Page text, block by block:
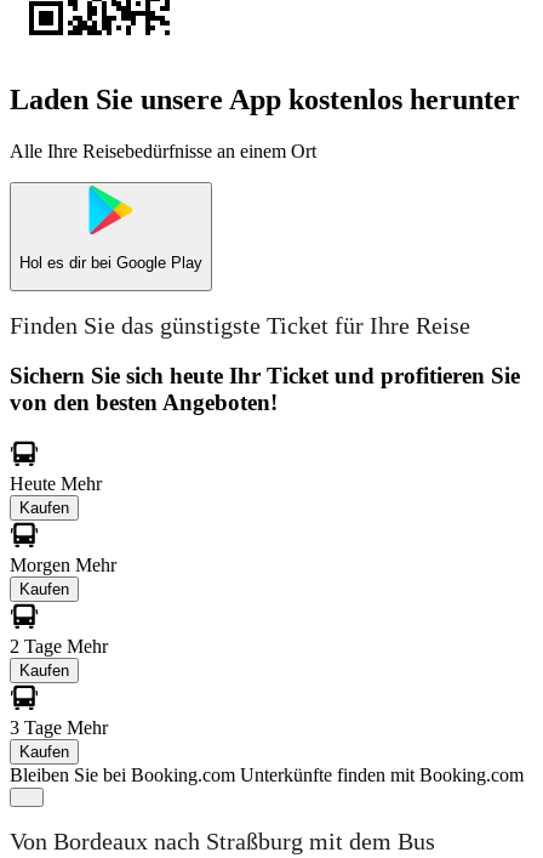
Laden Sie unsere App kostenlos herunter
Alle Ihre Reisebedürfnisse an einem Ort
Hol es dir bei Google Play
Finden Sie das günstigste Ticket für Ihre Reise
Sichern Sie sich heute Ihr Ticket und profitieren Sie
von den besten Angeboten!
Heute Mehr
Kaufen
Morgen Mehr
Kaufen
2 Tage Mehr
Kaufen
3 Tage Mehr
Kaufen
Bleiben Sie bei Booking.com Unterkünfte finden mit Booking.com
Von Bordeaux nach Straßburg mit dem Bus